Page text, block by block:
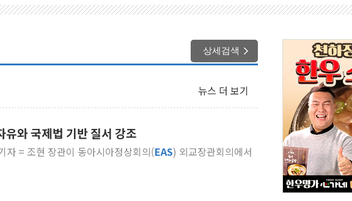
반도체 호조에 6월 경상수지 '역대 최대'…한은 "
헥토파이낸셜, 상반기 영업익 137억원 '역대 최대'
애드포러스, 인큐베타와 'DV360' 활용 계약
[특징주] 심텍, 실적 반등에 6%대 급등…증권가
"트럼프의 '先 호르무즈·後 핵협상' 전략, 이란에
유소년교육연구소, 충남교육청과 독서교육 사업
허장 차관 "소부장, 국산화 넘어 세계 최고 기술
[종합] 해수부, 신청사 부지 '부산 동구' 낙점…부
[컨콜] 카카오, "AI, 인프라보다는 일상에 투자할
LG헬로비전, 2분기 영업익 72% 감소…매출도
상세검색
뉴스 더 보기
와 국제법 기반 질서 강조
자 = 조현 장관이 동아시아정상회의(EAS) 외교장관회의에서